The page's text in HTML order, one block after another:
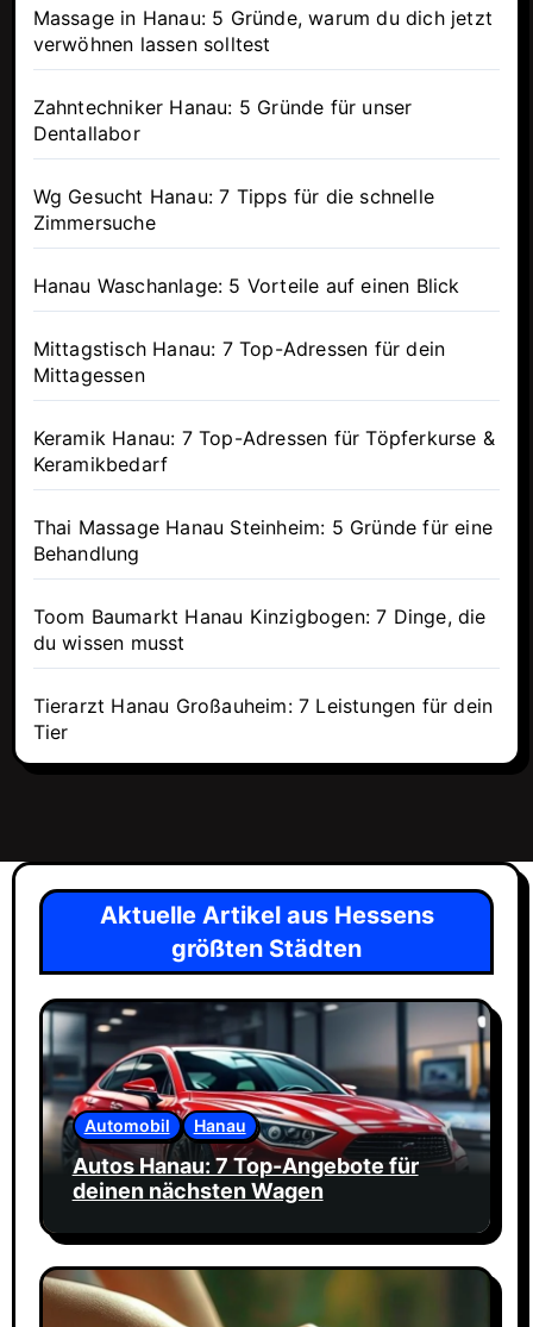
Massage in Hanau: 5 Gründe, warum du dich jetzt
verwöhnen lassen solltest
Zahntechniker Hanau: 5 Gründe für unser
Dentallabor
Wg Gesucht Hanau: 7 Tipps für die schnelle
Zimmersuche
Hanau Waschanlage: 5 Vorteile auf einen Blick
Mittagstisch Hanau: 7 Top-Adressen für dein
Mittagessen
Keramik Hanau: 7 Top-Adressen für Töpferkurse &
Keramikbedarf
Thai Massage Hanau Steinheim: 5 Gründe für eine
Behandlung
Toom Baumarkt Hanau Kinzigbogen: 7 Dinge, die
du wissen musst
Tierarzt Hanau Großauheim: 7 Leistungen für dein
Tier
Aktuelle Artikel aus Hessens
größten Städten
Automobil Hanau
Autos Hanau: 7 Top-Angebote für
deinen nächsten Wagen